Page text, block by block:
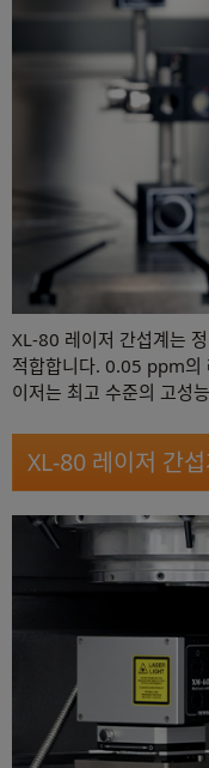
XL-80 레이저 간섭계는
적합합니다. 0.05 ppm의
이저는 최고 수준의 고성
XL-80 레이저 간섭